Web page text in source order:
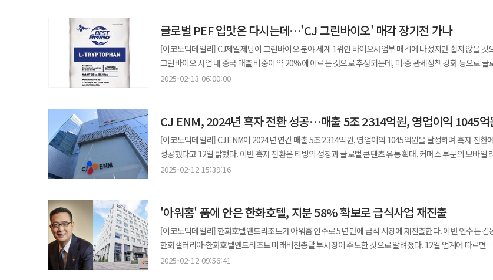
받게 된다. 이마트는 보통주 1주당 배당금을 전년과 같은 2000원으로 책정했다. 정 회장은 이마트 주식 517만2911주를
보유하고 있으며 이 총괄회장이 보유한 보통주 278만7582주(10.0%)를 다음 달 11일까지 매입하기로 했
지분 매입이 완료되면 정 회장의 이마트 지분율은 18.56%에서 28.56%로 높아진다. 이마트의 배당을 받을 수 있는
권리주주는 기존 보유주주와 오는 3월 31일까지 신규 매수 체결한 주주까지 포함된다. 기준일은 오는 4월 2일이
배당금을 받는다. 이는 2023년 94억7000만원에서 9.6% 증가한 것이다. 신세계가 보통주식 주당 배당금을
4000원에서 4500원으로 500원 늘렸기 때문이다. 정지선 현대백화점그룹 회장의 수령액도 2023년에 받은 배당금
143억여원 내외에서 정해질 것으로 관측된다. 정 회장은 현대백화점 결산을 통해 5억7000여만원을 배당받는다. 다만
부지 내 초대형 오피스 1개 동과 6성급 호텔이 새롭게 자리 잡고, 전체 대지 면적의 40%는 시민을 위한 공개
구성된다. 앞서 현대건설은 이지스자산운용, 신한금융그룹과 함께 와이디427PFV에 주요주주로 참여해 이번 사업을
주도해 왔다. 현대건설은 "개발사업 전 단계에 걸친 전문성을 기반으로 재무 분석, 계약 관리, 협상 등을 담당하며
프로젝트 매니지먼트(PM) 역량을 입증했다"며 "향후 초대형 오피스 시공 기술과 노하우를 토대로 복합투자
역할을 완수할 계획"이라고 강조했다. 힐튼호텔 개발사업이 본격화되면서 현대건설의 전략적 투자자(SI) 전환에도
추진하는 등 복합투자개발사업을 차례로 착공하고 있다. 현대건설 관계자는 "서울역은 국내 모든 도시와 전 세계를 잇는
교통의 핵심 거점으로 고급 인력과 관광객이 유입되는 국제적 랜드마크가 될 수 있는 잠재력을 가졌다"며 "
수많은 개발사업 경험과 시공 기술을 투입해 프로젝트 안정성 및 수익성 확보에 초점을 맞춰 복합투자개발
새로운 패러다임을 제시할 수 있도록 최선을 다하겠다"고 말했다.
글로벌 PEF 입맛은 다시는데…'CJ 그린바이오' 매각 장기전 가나
[이코노믹데일리] CJ제일제당이 그린바이오 분야 세계 1위인 바이오사업부 매각에 나섰지만 쉽지 않을 것
그린바이오 사업 내 중국 매출 비중이 약 20%에 이르는 것으로 추정되는데, 미·중 관세정책 강화 등으로 글
무역환경에 빨간불이 켜졌기 때문이다. 6조원에 달하는 몸값 부담은 덤이다. 복수의 글로벌 기업과 사모펀드(PEF)가
CJ제일제당은 모건스탠리를 매각 주관사로 선정해 바이오사업부 매각을 추진 중이다. 예상 몸값은 5~6조원
전망이다. 현재 실사작업을 진행하고 있으며 조만간 본입찰을 실시할 것으로 보인다. PEF MBK파트너스와
칼라일그룹이 입찰 유력 후보로 꼽히고 있다. CJ제일제당은 지난해 12월 바이오사업 매각 관련 공시를 통해 “바이오
사업에 대한 다양한 전략적 방안을 검토 중에 있으나 현재까지 구체적으로 결정된 사항은 없다”며 “내용이
시점 또는 3개월 이내에 다시 공시를 하겠다”는 입장을 내놨다. 이에 따라 빠르면 오는 3월께 바이오 사업 매
(B2B)가 주력으로 세계 시장 점유율 1위다. 바이오 부문 매출의 90%가 그린바이오에서 나온다. 지난해 바이오 부문의
매출은 4조2095억원으로 전년 동기 대비 1.8% 증가했다. 영업이익은 34.3% 오른 3376억원이다. 트립토판
제품의 판매 확대와 스페셜티 품목 매출 증가가 수익성 개선을 이끌며 호실적을 기록했다. 그럼에도 잠재 후보들이
인수를 주저하는 가장 큰 이유는 미국·중국 간 지정학적 이해관계를 고려해야 하기 때문이다. CJ 바이오사업부
매출액의 약 30%가 중국에서 나오는 것으로 분석되는데 미중 무역 갈등이 점점 거세져 미국계 펀드가 들어
2025-02-13 06:00:00
CJ ENM, 2024년 흑자 전환 성공…매출 5조 2314억원, 영업이익 1045억
[이코노믹데일리] CJ ENM이 2024년 연간 매출 5조 2314억원, 영업이익 1045억원을 달성하며 흑자 전환에
성공했다고 12일 밝혔다. 이번 흑자 전환은 티빙의 성장과 글로벌 콘텐츠 유통 확대, 커머스 부문의 모바일
커머스 성장 및 플랫폼 경쟁력 강화에 힘입은 결과로 분석된다. CJ ENM 관계자는 “2024년은 티빙의 괄목할 성장과
커머스 사업은 모바일 라이브 커머스 강화와 영상 큐레이션 커머스 플랫폼 입지 강화, K라방 육성에 박차를
것”이라고 덧붙였다. ◆ 미디어, 영화드라마, 음악, 커머스 전 사업 부문 매출 증가…엔터·커머스 이익 개선 사업 부문별
실적을 살펴보면 미디어 부문은 tvN의 콘텐츠 경쟁력 강화에 힘입어 전년 대비 8.8% 증가한 1조 3732억원
기록했다. 광고 시장 위축에도 불구하고 콘텐츠 경쟁력을 바탕으로 견조한 성장세를 유지했으며 특히 티빙
KBO 리그> 중계 등 차별화된 콘텐츠와 광고 요금제 도입으로 유료 가입자를 확대하며 연간 매출 4353억원
2025-02-12 15:39:16
'아워홈' 품에 안은 한화호텔, 지분 58% 확보로 급식사업 재진출
[이코노믹데일리] 한화호텔앤드리조트가 아워홈 인수로 5년 만에 급식 시장에 재진출한다. 이번 인수는 김
한화갤러리아·한화호텔앤드리조트 미래비전총괄 부사장이 주도한 것으로 알려졌다. 12일 업계에 따르면
한화호텔앤드리조트는 전날 아워홈 구본성 전 부회장과 구미현 회장, 직계비속 2명과 주식매매계약을 체결
2025-02-12 09:56:41